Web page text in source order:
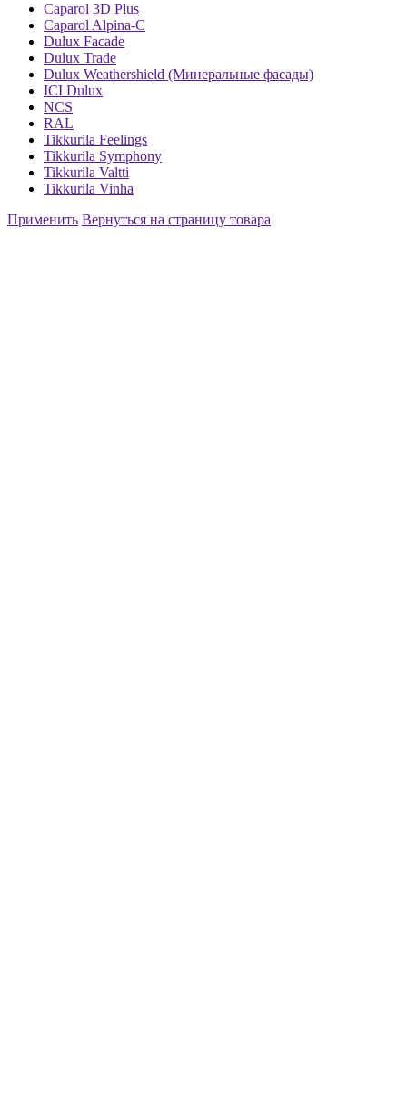
Caparol 3D Plus
Caparol Alpina-C
Dulux Facade
Dulux Trade
Dulux Weathershield (Минеральные фасады)
ICI Dulux
NCS
RAL
Tikkurila Feelings
Tikkurila Symphony
Tikkurila Valtti
Tikkurila Vinha
Применить Вернуться на страницу товара